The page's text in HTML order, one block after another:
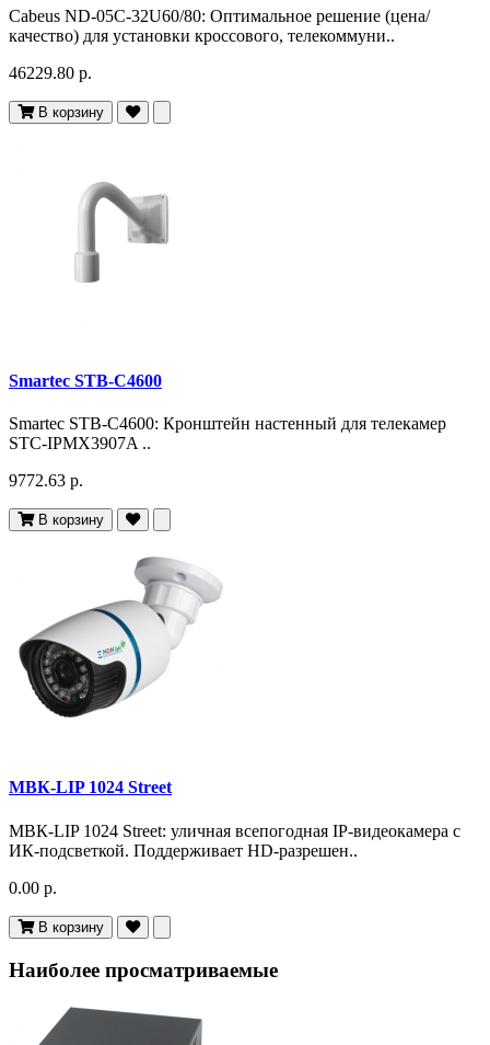
Cabeus ND-05C-32U60/80: Оптимальное решение (цена/
качество) для установки кроссового, телекоммуни..
46229.80 р.
В корзину
Smartec STB-C4600
Smartec STB-C4600: Кронштейн настенный для телекамер
STC-IPMX3907A ..
9772.63 р.
В корзину
МВК-LIP 1024 Street
МВК-LIP 1024 Street: уличная всепогодная IP-видеокамера с
ИК-подсветкой. Поддерживает HD-разрешен..
0.00 р.
В корзину
Наиболее просматриваемые